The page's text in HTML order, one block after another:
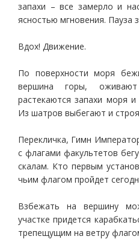
запахи – все замерло и
ясностью мгновения. Пауза
Вдох! Движение.
По поверхности моря
вершина горы,
растекаются запахи моря
Из шатров выбегают и
Перекличка, Гимн
с флагами факультетов
скалам. Кто первым
чьим флагом пройдет
Взбежать на вершину
участке придется
трепещущим на ветру